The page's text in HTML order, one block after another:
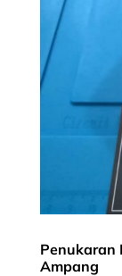
Penukaran
Ampang